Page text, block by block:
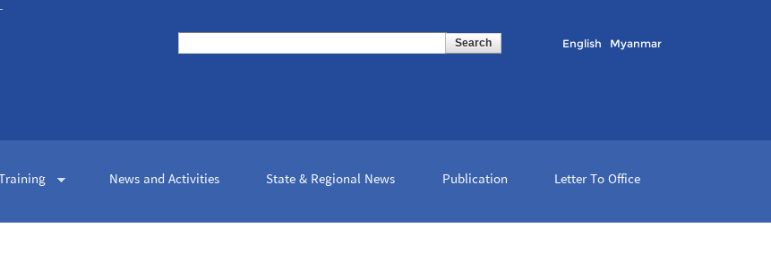
Search form English Myanmar
News and Activities State & Regional News Publication Letter To Office